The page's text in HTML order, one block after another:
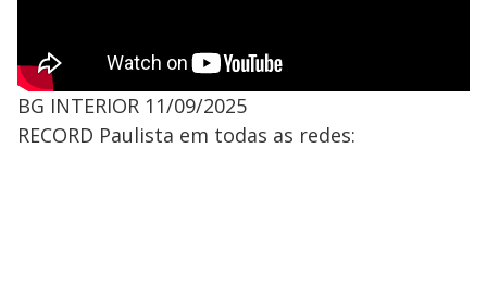
BG INTERIOR 11/09/2025
RECORD Paulista em todas as redes: